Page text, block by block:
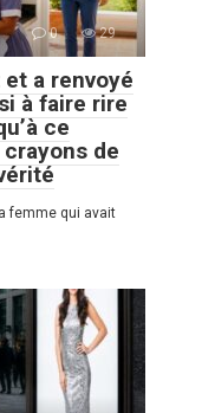
0 29
a renvoyé
à faire rire
ce
de
femme qui avait